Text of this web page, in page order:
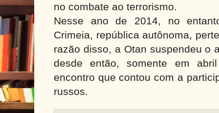
no combate ao terrorismo.
Nesse ano de 2014, no
Crimeia, república autônoma,
razão disso, a Otan suspendeu o
desde então, somente em
encontro que contou com a
russos.